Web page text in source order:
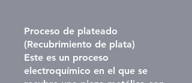
Proceso de plateado
(Recubrimiento de plata)
Este es un proceso
electroquímico en el que se